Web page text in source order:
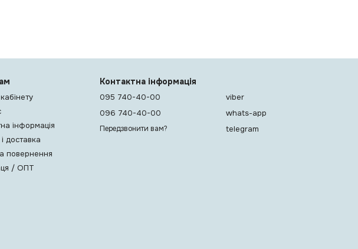
інформація
доставка
повернення
/ ОПТ
Контактна інформація
095 740-40-00
096 740-40-00
Передзвонити вам?
viber
whats-app
telegram